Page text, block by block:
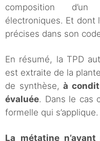
composition
électroniques. Et dont
précises dans son
En résumé, la TPD
est extraite de la
de synthèse, à
évaluée. Dans le cas
formelle qui s’applique.
La métatine